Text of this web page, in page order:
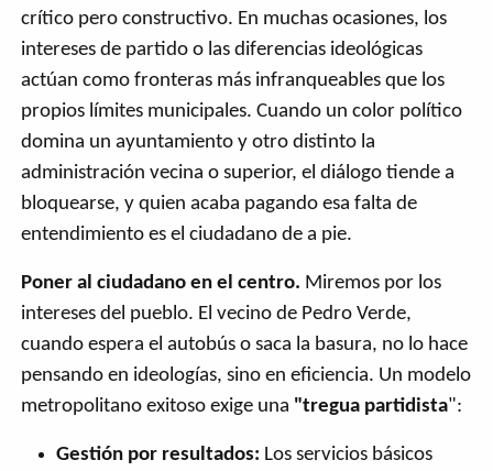
crítico pero constructivo. En muchas ocasiones, los
intereses de partido o las diferencias ideológicas
actúan como fronteras más infranqueables que los
propios límites municipales. Cuando un color político
domina un ayuntamiento y otro distinto la
administración vecina o superior, el diálogo tiende a
bloquearse, y quien acaba pagando esa falta de
entendimiento es el ciudadano de a pie.
Poner al ciudadano en el centro. Miremos por los
intereses del pueblo. El vecino de Pedro Verde,
cuando espera el autobús o saca la basura, no lo hace
pensando en ideologías, sino en eficiencia. Un modelo
metropolitano exitoso exige una "tregua partidista":
Gestión por resultados: Los servicios básicos